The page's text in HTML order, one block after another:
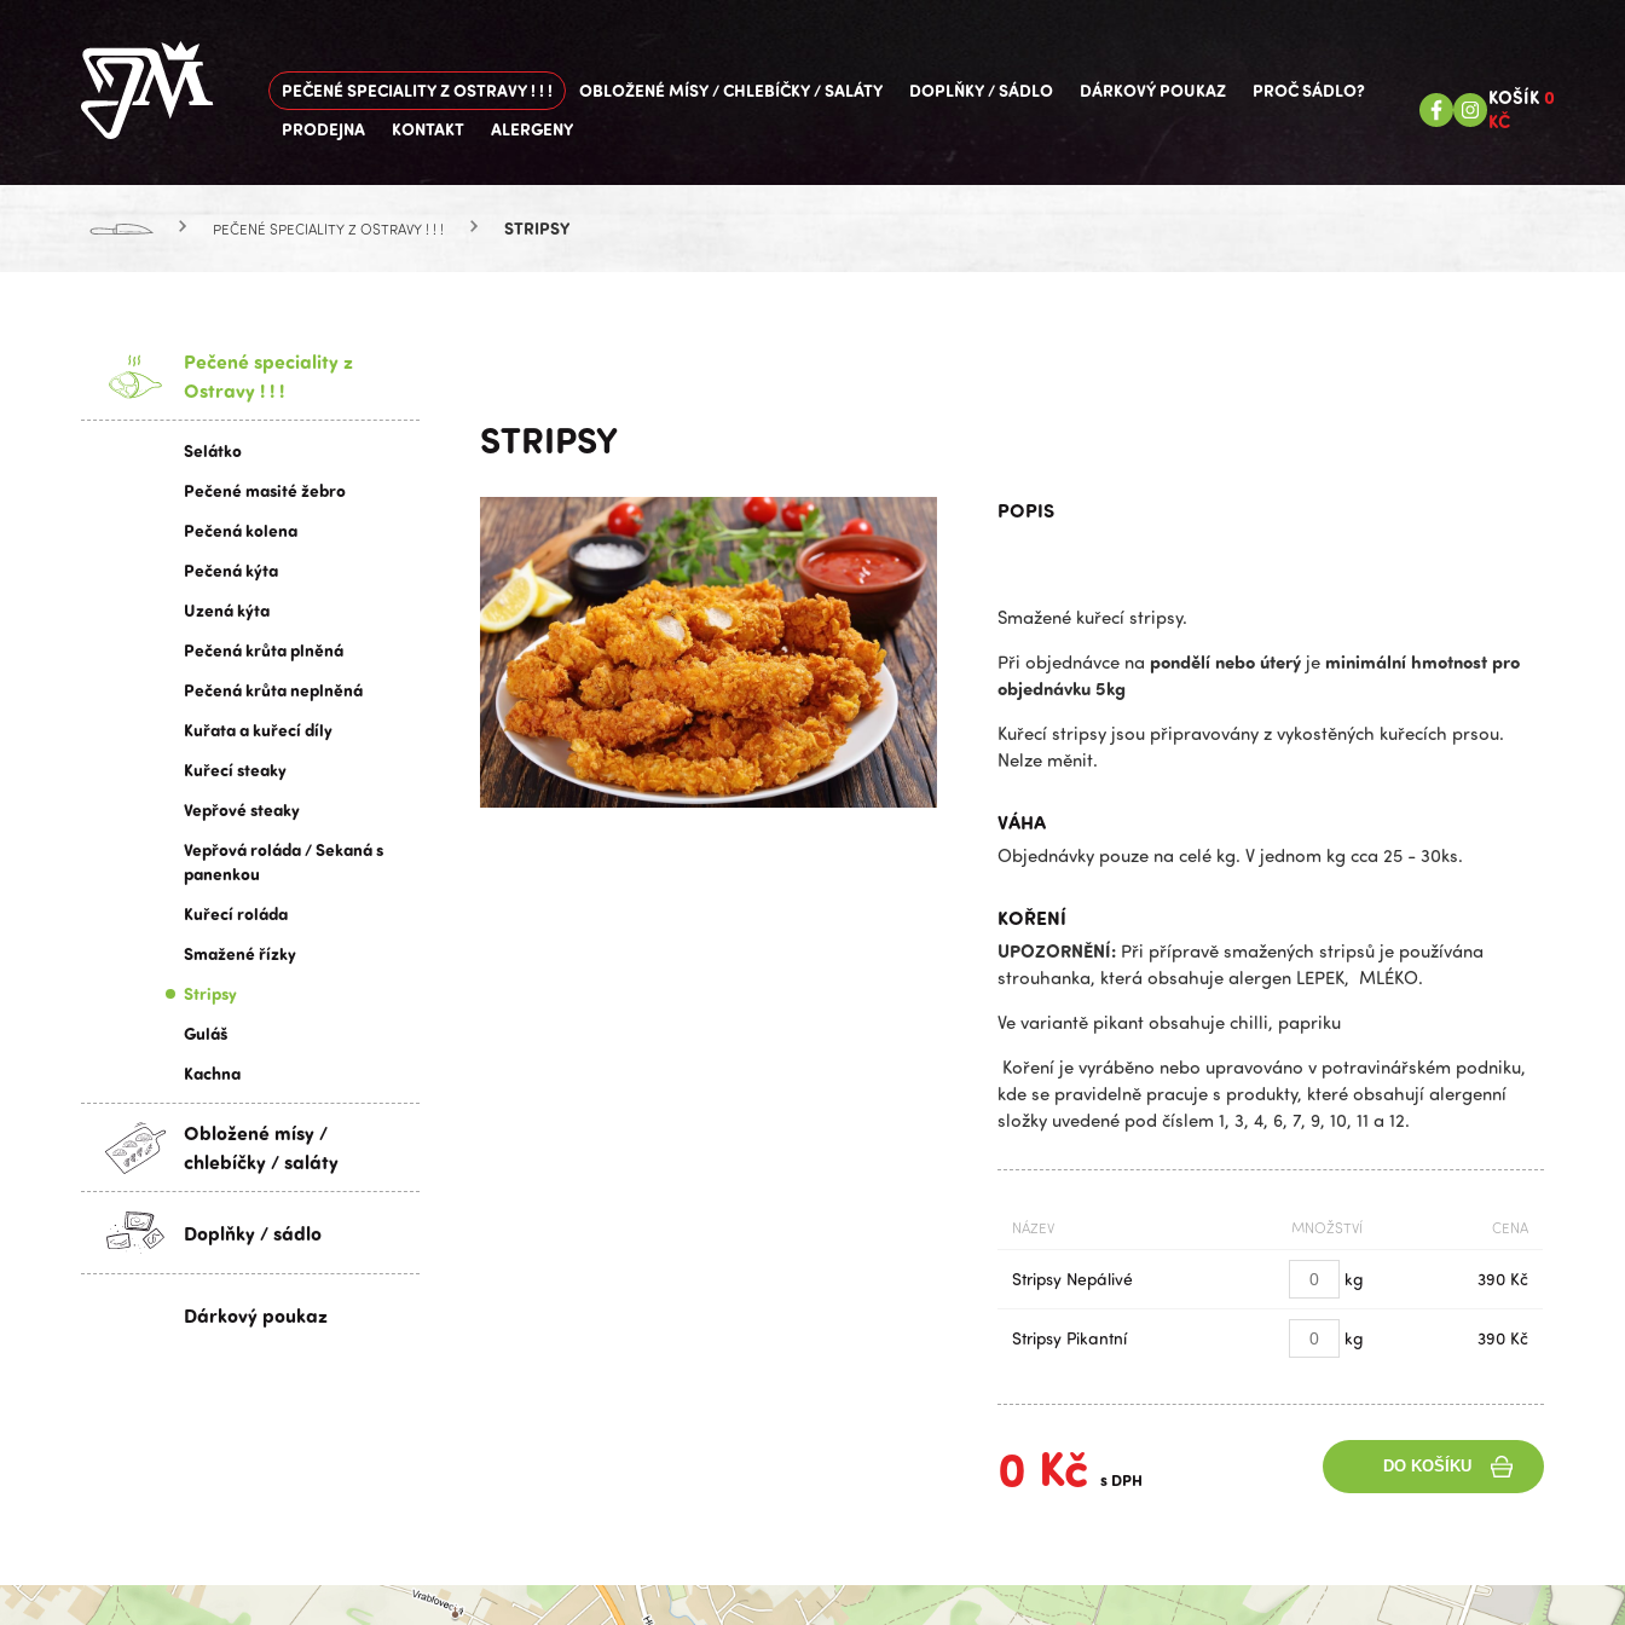
PEČENÉ SPECIALITY Z OSTRAVY ! ! ! OBLOŽENÉ MÍSY / CHLEBÍČKY / SALÁTY DOPLŇKY / SÁDLO DÁRKOVÝ POUKAZ
PROČ SÁDLO?
PRODEJNA
KONTAKT ALERGENY
KOŠÍK 0
KČ
PEČENÉ SPECIALITY Z OSTRAVY ! ! ! STRIPSY
Pečené speciality z
Ostravy ! ! !
Selátko
Pečené masité žebro
Pečená kolena
Pečená kýta
Uzená kýta
Pečená krůta plněná
Pečená krůta neplněná
Kuřata a kuřecí díly
Kuřecí steaky
Vepřové steaky
Vepřová roláda / Sekaná s
panenkou
Kuřecí roláda
Smažené řízky
Stripsy
Guláš
Kachna
Obložené mísy /
chlebíčky / saláty
Doplňky / sádlo
Dárkový poukaz
STRIPSY
POPIS
Smažené kuřecí stripsy.
Při objednávce na pondělí nebo úterý je minimální hmotnost pro
objednávku 5kg
Kuřecí stripsy jsou připravovány z vykostěných kuřecích prsou.
Nelze měnit.
VÁHA
Objednávky pouze na celé kg. V jednom kg cca 25 - 30ks.
KOŘENÍ
UPOZORNĚNÍ: Při přípravě smažených stripsů je používána
strouhanka, která obsahuje alergen LEPEK, MLÉKO.
Ve variantě pikant obsahuje chilli, papriku
Koření je vyráběno nebo upravováno v potravinářském podniku,
kde se pravidelně pracuje s produkty, které obsahují alergenní
složky uvedené pod číslem 1, 3, 4, 6, 7, 9, 10, 11 a 12.
NÁZEV MNOŽSTVÍ CENA
Stripsy Nepálivé kg 390 Kč
Stripsy Pikantní kg 390 Kč
0 Kčs DPH
DO KOŠÍKU